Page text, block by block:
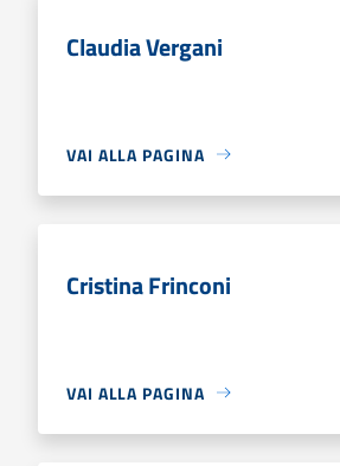
Claudia Vergani
VAI ALLA PAGINA
Cristina Frinconi
VAI ALLA PAGINA